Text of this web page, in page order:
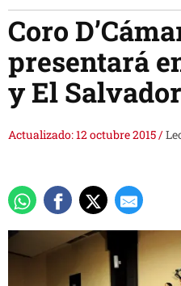
Coro
presentará
y El Salvador
Actualizado: 12 octubre 2015/